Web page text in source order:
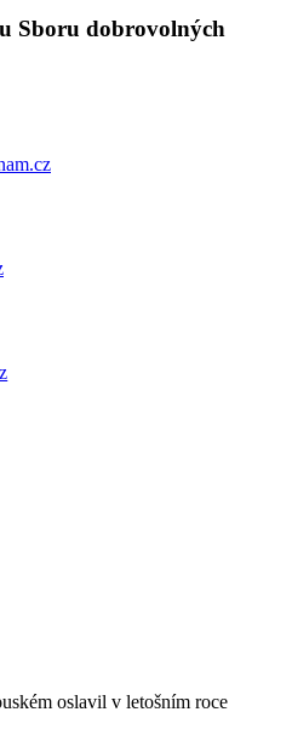
Sboru dobrovolných
Kývala
083
Kývala
624
929 639
oslavil v letošním roce